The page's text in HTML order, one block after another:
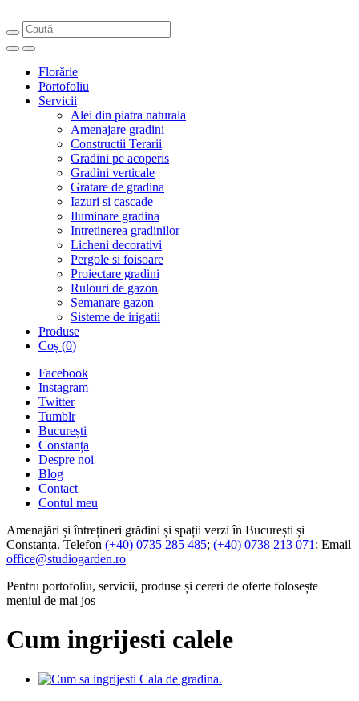
Florărie
Portofoliu
Servicii
Alei din piatra naturala
Amenajare gradini
Constructii Terarii
Gradini pe acoperis
Gradini verticale
Gratare de gradina
Iazuri si cascade
Iluminare gradina
Intretinerea gradinilor
Licheni decorativi
Pergole si foisoare
Proiectare gradini
Rulouri de gazon
Semanare gazon
Sisteme de irigatii
Produse
Coș (0)
Facebook
Instagram
Twitter
Tumblr
București
Constanța
Despre noi
Blog
Contact
Contul meu
Amenajări și întrețineri grădini și spații verzi în București și
Constanța. Telefon (+40) 0735 285 485; (+40) 0738 213 071 ; Email
office@studiogarden.ro
Pentru portofoliu, servicii, produse și cereri de oferte folosește
meniul de mai jos
Cum ingrijesti calele